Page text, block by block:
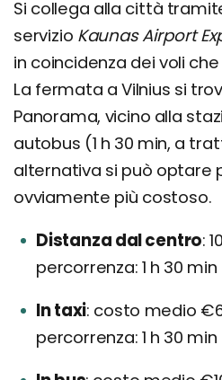
Si collega alla città
servizio Kaunas Airport
in coincidenza dei voli
La fermata a Vilnius si
Panorama, vicino alla
autobus (1 h 30 min, a
alternativa si può optare
ovviamente più costoso.
Distanza dal centro
percorrenza: 1 h 30 min
In taxi costo medio
percorrenza: 1 h 30 min